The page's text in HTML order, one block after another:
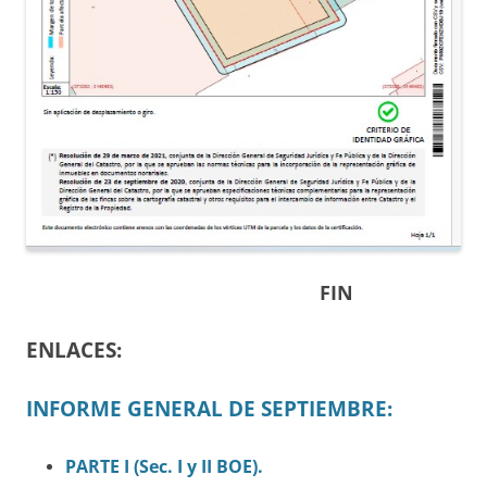
FIN
ENLACES:
INFORME GENERAL DE SEPTIEMBRE:
PARTE I (Sec. I y II BOE).